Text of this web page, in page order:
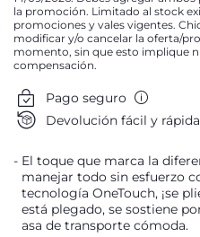
la promoción. Limitado al stock
promociones y vales vigentes.
modificar y/o cancelar la oferta/
momento, sin que esto implique
compensación.
Pago seguro
Devolución fácil y rápida
El toque que marca la
manejar todo sin esfuerzo
tecnología OneTouch, ¡se
está plegado, se sostiene
asa de transporte cómoda.